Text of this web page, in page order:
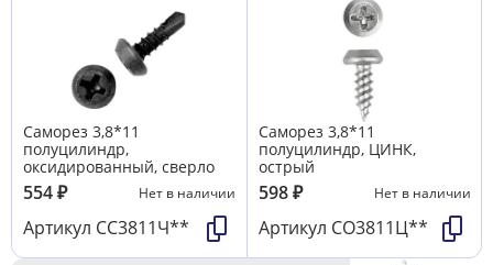
Саморез 3,8*11
полуцилиндр,
оксидированный, сверло
554₽ Нет в наличии
Артикул СС3811Ч**
Саморез 3,8*11
полуцилиндр, ЦИНК,
острый
598₽ Нет в наличии
Артикул СО3811Ц**